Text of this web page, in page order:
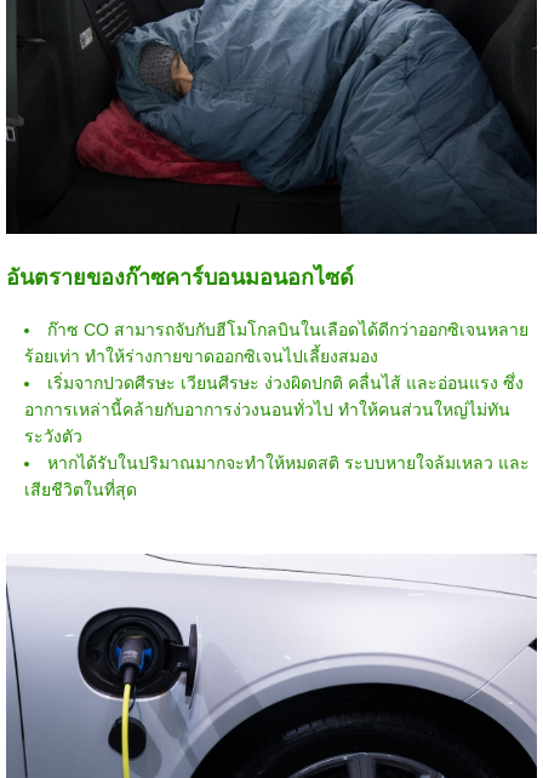
อันตรายของก๊าซคาร์บอนมอนอกไซด์
ก๊าซ CO สามารถจับกับฮีโมโกลบินในเลือดได้ดีกว่าออกซิเจนหลาย
ร้อยเท่า ทำให้ร่างกายขาดออกซิเจนไปเลี้ยงสมอง
เริ่มจากปวดศีรษะ เวียนศีรษะ ง่วงผิดปกติ คลื่นไส้ และอ่อนแรง ซึ่ง
อาการเหล่านี้คล้ายกับอาการง่วงนอนทั่วไป ทำให้คนส่วนใหญ่ไม่ทัน
ระวังตัว
หากได้รับในปริมาณมากจะทำให้หมดสติ ระบบหายใจล้มเหลว และ
เสียชีวิตในที่สุด